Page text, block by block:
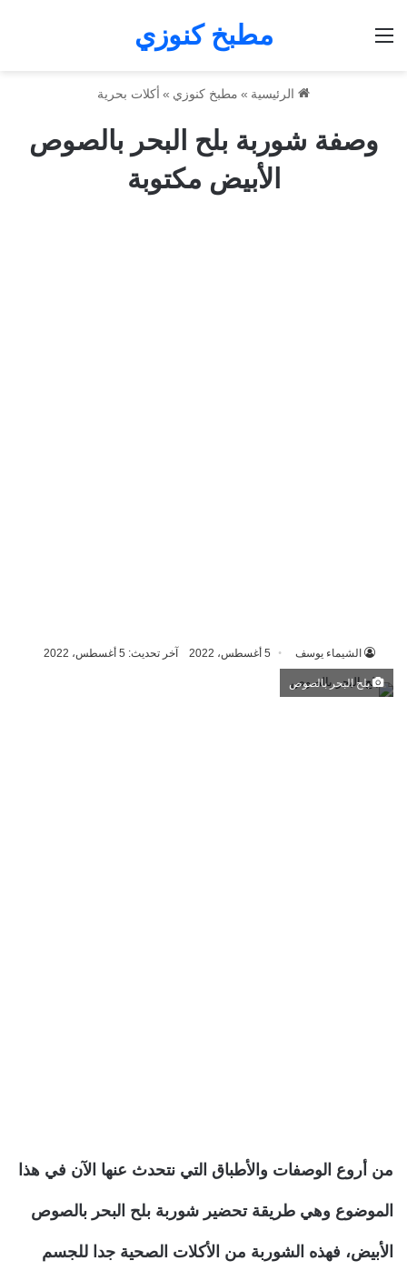
مطبخ كنوزي
الرئيسية » مطبخ كنوزي » أكلات بحرية
وصفة شوربة بلح البحر بالصوص
الأبيض مكتوبة
الشيماء يوسف 5 أغسطس، 2022 آخر تحديث: 5 أغسطس، 2022
بلح البحر بالصوص
من أروع الوصفات والأطباق التي نتحدث عنها الآن في هذا
الموضوع وهي طريقة تحضير شوربة بلح البحر بالصوص
الأبيض، فهذه الشوربة من الأكلات الصحية جدا للجسم